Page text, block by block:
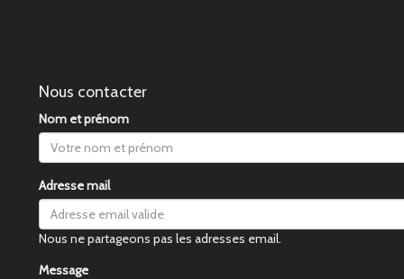
Nous contacter
Nom et prénom
Adresse mail
Nous ne partageons pas les adresses email.
Message